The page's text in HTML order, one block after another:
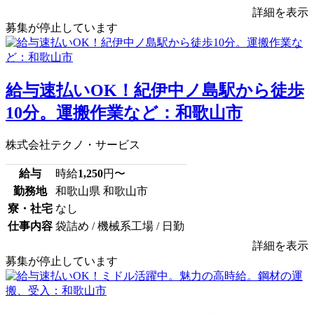
詳細を表示
募集が停止しています
給与速払いOK！紀伊中ノ島駅から徒歩
10分。運搬作業など：和歌山市
株式会社テクノ・サービス
給与 時給1,250円〜
勤務地
和歌山県 和歌山市
寮・社宅 なし
仕事内容 袋詰め / 機械系工場 / 日勤
詳細を表示
募集が停止しています